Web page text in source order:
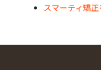
スマーティ矯